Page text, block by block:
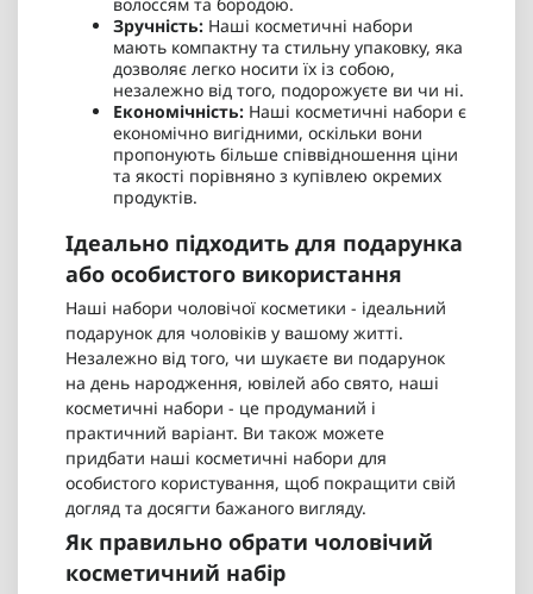
Зручність: Наші косметичні набори
мають компактну та стильну упаковку, яка
дозволяє легко носити їх із собою,
незалежно від того, подорожуєте ви чи ні.
Економічність: Наші косметичні набори є
економічно вигідними, оскільки вони
пропонують більше співвідношення ціни
та якості порівняно з купівлею окремих
продуктів.
Ідеально підходить для подарунка
або особистого використання
Наші набори чоловічої косметики - ідеальний
подарунок для чоловіків у вашому житті.
Незалежно від того, чи шукаєте ви подарунок
на день народження, ювілей або свято, наші
косметичні набори - це продуманий і
практичний варіант. Ви також можете
придбати наші косметичні набори для
особистого користування, щоб покращити свій
догляд та досягти бажаного вигляду.
Як правильно обрати чоловічий
косметичний набір